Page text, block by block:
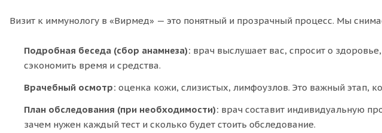
Визит к иммунологу в «Вирмед» — это понятный и прозрачный процесс. Мы
Подробная беседа (сбор анамнеза): врач выслушает вас, спросит о
сэкономить время и средства.
Врачебный осмотр: оценка кожи, слизистых, лимфоузлов. Это важный этап,
План обследования (при необходимости): врач составит индивидуальную
зачем нужен каждый тест и сколько будет стоить обследование.